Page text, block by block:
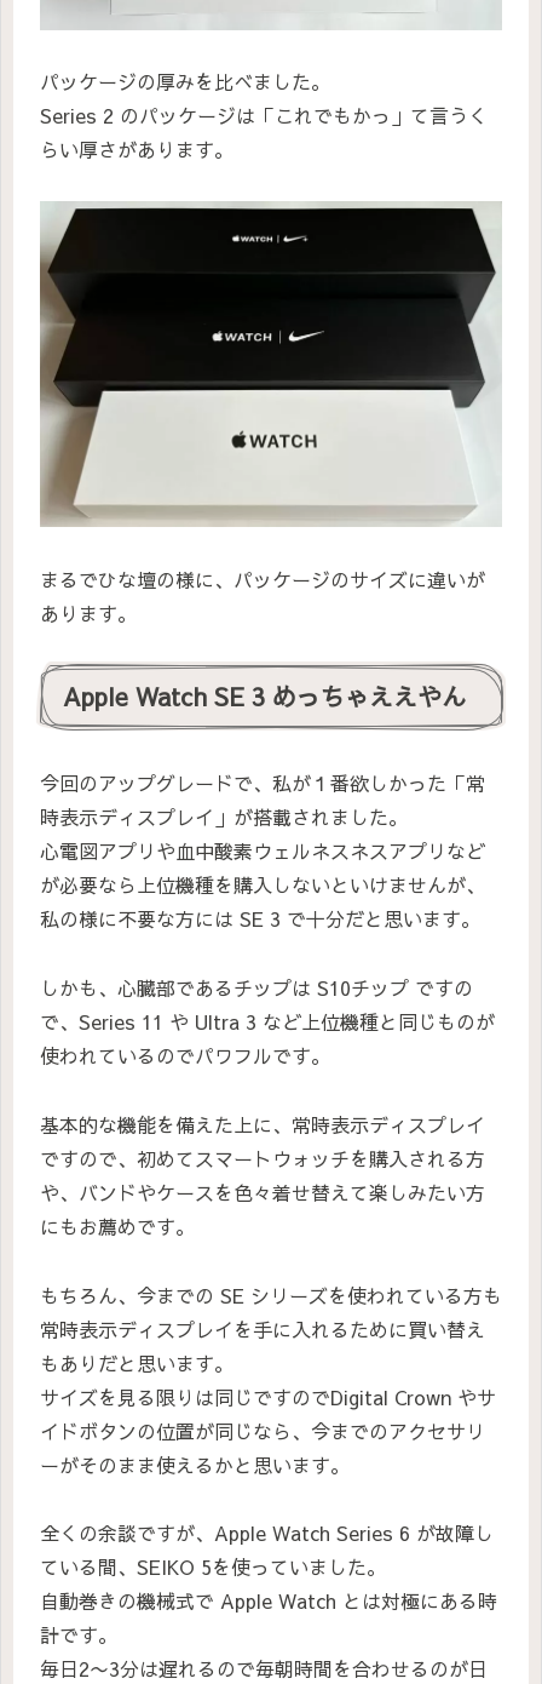
パッケージの厚みを比べました。
Series 2 のパッケージは「これでもかっ」て言うく
らい厚さがあります。
まるでひな壇の様に、パッケージのサイズに違いが
あります。
Apple Watch SE 3 めっちゃええやん
今回のアップグレードで、私が１番欲しかった「常
時表示ディスプレイ」が搭載されました。
心電図アプリや血中酸素ウェルネスネスアプリなど
が必要なら上位機種を購入しないといけませんが、
私の様に不要な方には SE 3 で十分だと思います。
しかも、心臓部であるチップは S10チップ ですの
で、Series 11 や Ultra 3 など上位機種と同じものが
使われているのでパワフルです。
基本的な機能を備えた上に、常時表示ディスプレイ
ですので、初めてスマートウォッチを購入される方
や、バンドやケースを色々着せ替えて楽しみたい方
にもお薦めです。
もちろん、今までの SE シリーズを使われている方も
常時表示ディスプレイを手に入れるために買い替え
もありだと思います。
サイズを見る限りは同じですのでDigital Crown やサ
イドボタンの位置が同じなら、今までのアクセサリ
ーがそのまま使えるかと思います。
全くの余談ですが、Apple Watch Series 6 が故障し
ている間、SEIKO 5を使っていました。
自動巻きの機械式で Apple Watch とは対極にある時
計です。
毎日2〜3分は遅れるので毎朝時間を合わせるのが日